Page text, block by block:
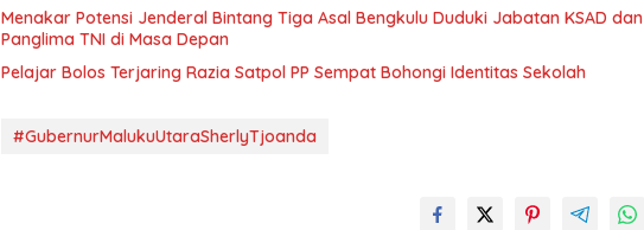
Menakar Potensi Jenderal Bintang Tiga Asal Bengkulu Duduki Jabatan KSAD dan
Panglima TNI di Masa Depan
Pelajar Bolos Terjaring Razia Satpol PP Sempat Bohongi Identitas Sekolah
#GubernurMalukuUtaraSherlyTjoanda